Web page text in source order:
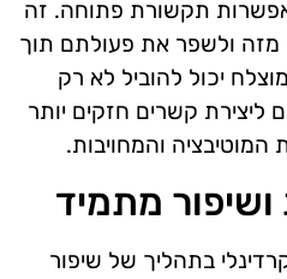
תקשורת פתוחה. זה
מזה ולשפר את פעולתם תוך
יכול להוביל לא רק
ליצירת קשרים חזקים יותר
המוטיבציה והמחויבות.
מתמיד
בתהליך של שיפור